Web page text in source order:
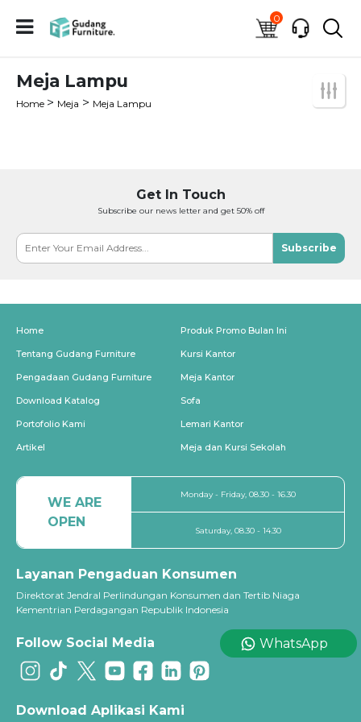
0
Meja Lampu
Home > Meja > Meja Lampu
Get In Touch
Subscribe our news letter and get 50% off
Subscribe
Home
Tentang Gudang Furniture
Pengadaan Gudang Furniture
Download Katalog
Portofolio Kami
Artikel
Produk Promo Bulan Ini
Kursi Kantor
Meja Kantor
Sofa
Lemari Kantor
Meja dan Kursi Sekolah
WE ARE
OPEN
Monday - Friday, 08.30 - 16.30
Saturday, 08.30 - 14.30
Layanan Pengaduan Konsumen
Direktorat Jendral Perlindungan Konsumen dan Tertib Niaga
Kementrian Perdagangan Republik Indonesia
Follow Social Media
Download Aplikasi Kami
WhatsApp